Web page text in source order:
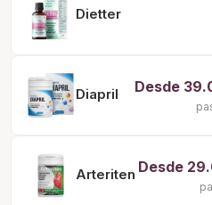
Dietter
Diapril Desde
Arteriten Desde